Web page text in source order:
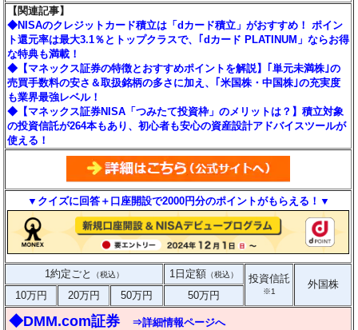
【関連記事】
◆NISAのクレジットカード積立は「dカード積立」がおすすめ！ ポイン
ト還元率は最大3.1％とトップクラスで、｢dカード PLATINUM」ならお得
な特典も満載！
◆【マネックス証券の特徴とおすすめポイントを解説】｢単元未満株｣の
売買手数料の安さ＆取扱銘柄の多さに加え、｢米国株・中国株｣の充実度
も業界最強レベル！
◆【マネックス証券NISA「つみたて投資枠」のメリットは？】積立対象
の投資信託が264本もあり、初心者も安心の資産設計アドバイスツールが
使える！
▼クイズに回答＋口座開設で2000円分のポイントがもらえる！▼
1約定ごと （税込） 1日定額 （税込） 投資信託
※1
外国株
10万円
20万円 50万円 50万円
◆DMM.com証券 ⇒詳細情報ページへ